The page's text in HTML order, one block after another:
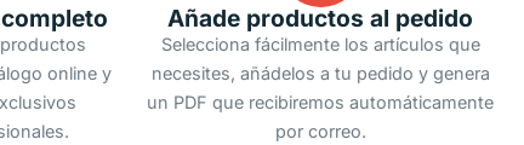
online y
Añade productos al pedido
Selecciona fácilmente los artículos que
necesites, añádelos a tu pedido y genera
un PDF que recibiremos automáticamente
por correo.